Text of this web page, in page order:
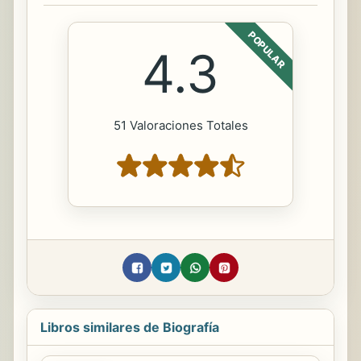
POPULAR
4.3
51 Valoraciones Totales
Libros similares de Biografía